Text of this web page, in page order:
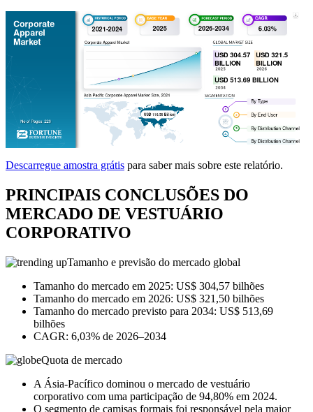
Descarregue amostra grátis para saber mais sobre este relatório.
PRINCIPAIS CONCLUSÕES DO
MERCADO DE VESTUÁRIO
CORPORATIVO
Tamanho e previsão do mercado global
Tamanho do mercado em 2025: US$ 304,57 bilhões
Tamanho do mercado em 2026: US$ 321,50 bilhões
Tamanho do mercado previsto para 2034: US$ 513,69
bilhões
CAGR: 6,03% de 2026–2034
Quota de mercado
A Ásia-Pacífico dominou o mercado de vestuário
corporativo com uma participação de 94,80% em 2024.
O segmento de camisas formais foi responsável pela maior